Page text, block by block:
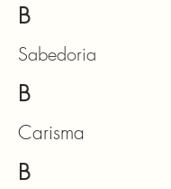
B
Sabedoria
B
Carisma
B